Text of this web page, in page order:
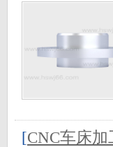
[CNC车床加